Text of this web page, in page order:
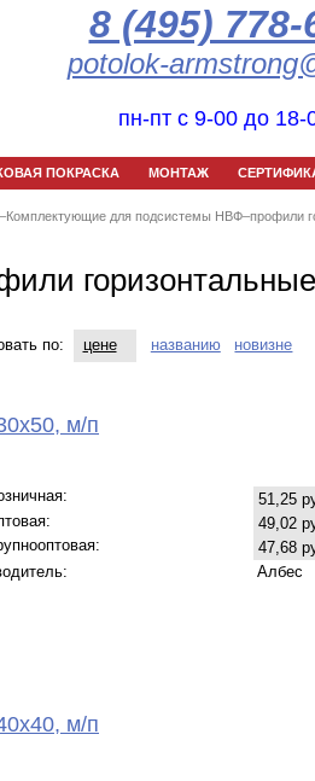
8 (495) 778-
potolok-
пн-пт с 9-00 до 18-
ПОКРАСКА МОНТАЖ
–Комплектующие для подсистемы НВФ–профили
по: цене названию новизне
м/п
51,25
49,02
47,68
Албес
м/п